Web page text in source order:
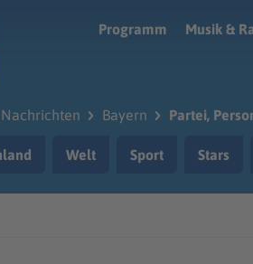
Programm
Musik &
Nachrichten Bayern Partei,
Welt Sport Stars